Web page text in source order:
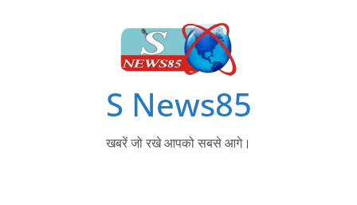
S News85
खबरें जो रखे आपको सबसे आगे।